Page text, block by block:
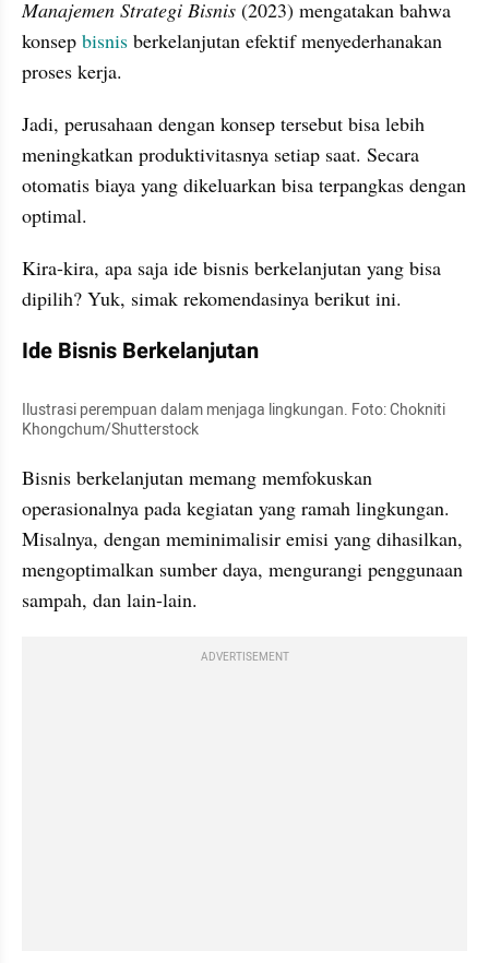
Manajemen Strategi Bisnis (2023) mengatakan bahwa
konsep bisnis berkelanjutan efektif menyederhanakan
proses kerja.
Jadi, perusahaan dengan konsep tersebut bisa lebih
meningkatkan produktivitasnya setiap saat. Secara
otomatis biaya yang dikeluarkan bisa terpangkas dengan
optimal.
Kira-kira, apa saja ide bisnis berkelanjutan yang bisa
dipilih? Yuk, simak rekomendasinya berikut ini.
Ide Bisnis Berkelanjutan
Ilustrasi perempuan dalam menjaga lingkungan. Foto: Chokniti
Khongchum/Shutterstock
Bisnis berkelanjutan memang memfokuskan
operasionalnya pada kegiatan yang ramah lingkungan.
Misalnya, dengan meminimalisir emisi yang dihasilkan,
mengoptimalkan sumber daya, mengurangi penggunaan
sampah, dan lain-lain.
ADVERTISEMENT